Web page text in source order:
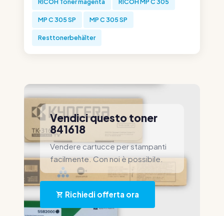
MP C 305 SP MP C 305 SP
Resttonerbehälter
Vendici questo toner
841618
Vendere cartucce per stampanti
facilmente. Con noi è possibile.
Richiedi offerta ora